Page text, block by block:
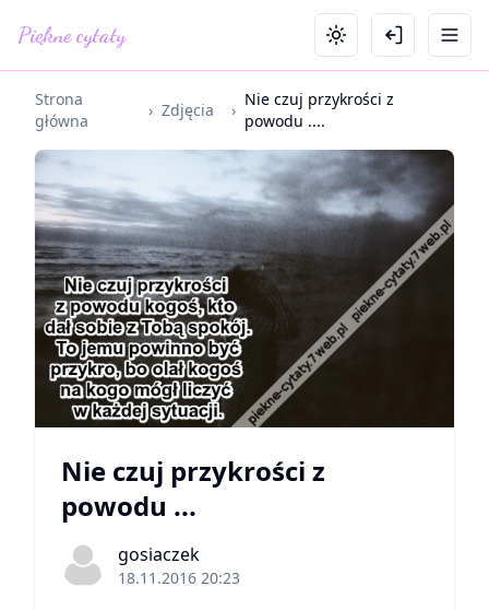
Piękne cytaty
Strona
główna
› Zdjęcia ›
Nie czuj przykrości z
powodu ....
Nie czuj przykrości z
powodu ...
gosiaczek
18.11.2016 20:23